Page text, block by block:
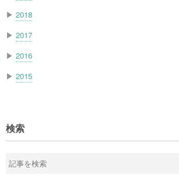
▶ 2018
▶ 2017
▶ 2016
▶ 2015
検索